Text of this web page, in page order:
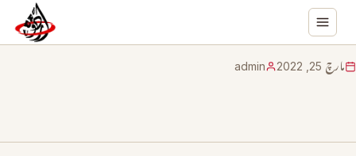
مارچ 25, 2022 admin